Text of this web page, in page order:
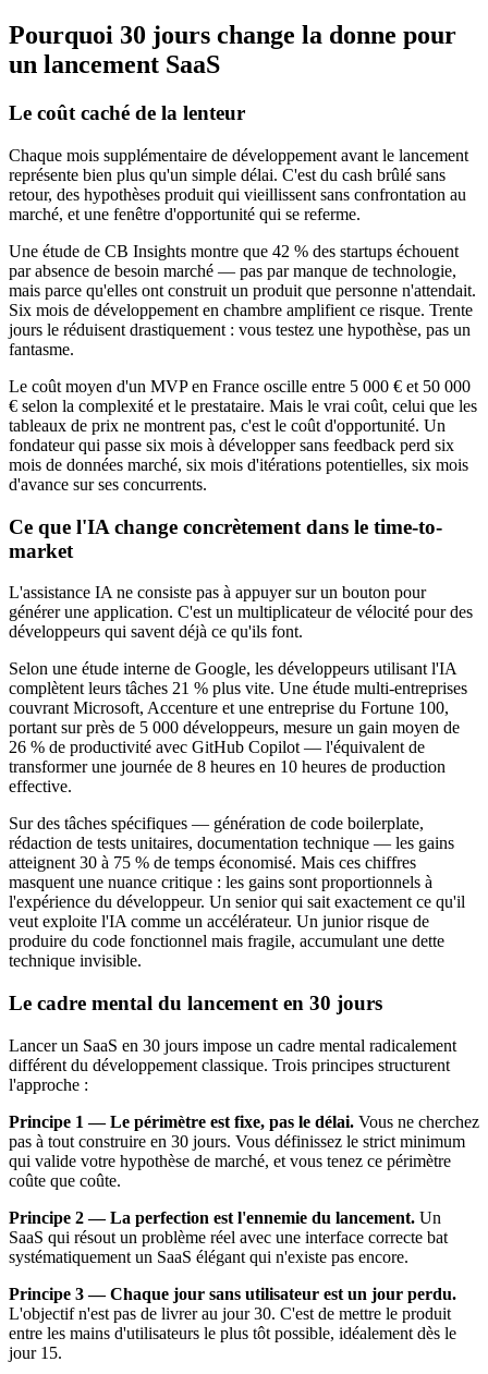
Pourquoi 30 jours change la donne pour
un lancement SaaS
Le coût caché de la lenteur
Chaque mois supplémentaire de développement avant le lancement
représente bien plus qu'un simple délai. C'est du cash brûlé sans
retour, des hypothèses produit qui vieillissent sans confrontation au
marché, et une fenêtre d'opportunité qui se referme.
Une étude de CB Insights montre que 42 % des startups échouent
par absence de besoin marché — pas par manque de technologie,
mais parce qu'elles ont construit un produit que personne n'attendait.
Six mois de développement en chambre amplifient ce risque. Trente
jours le réduisent drastiquement : vous testez une hypothèse, pas un
fantasme.
Le coût moyen d'un MVP en France oscille entre 5 000 € et 50 000
€ selon la complexité et le prestataire. Mais le vrai coût, celui que les
tableaux de prix ne montrent pas, c'est le coût d'opportunité. Un
fondateur qui passe six mois à développer sans feedback perd six
mois de données marché, six mois d'itérations potentielles, six mois
d'avance sur ses concurrents.
Ce que l'IA change concrètement dans le time-to-
market
L'assistance IA ne consiste pas à appuyer sur un bouton pour
générer une application. C'est un multiplicateur de vélocité pour des
développeurs qui savent déjà ce qu'ils font.
Selon une étude interne de Google, les développeurs utilisant l'IA
complètent leurs tâches 21 % plus vite. Une étude multi-entreprises
couvrant Microsoft, Accenture et une entreprise du Fortune 100,
portant sur près de 5 000 développeurs, mesure un gain moyen de
26 % de productivité avec GitHub Copilot — l'équivalent de
transformer une journée de 8 heures en 10 heures de production
effective.
Sur des tâches spécifiques — génération de code boilerplate,
rédaction de tests unitaires, documentation technique — les gains
atteignent 30 à 75 % de temps économisé. Mais ces chiffres
masquent une nuance critique : les gains sont proportionnels à
l'expérience du développeur. Un senior qui sait exactement ce qu'il
veut exploite l'IA comme un accélérateur. Un junior risque de
produire du code fonctionnel mais fragile, accumulant une dette
technique invisible.
Le cadre mental du lancement en 30 jours
Lancer un SaaS en 30 jours impose un cadre mental radicalement
différent du développement classique. Trois principes structurent
l'approche :
Principe 1 — Le périmètre est fixe, pas le délai. Vous ne cherchez
pas à tout construire en 30 jours. Vous définissez le strict minimum
qui valide votre hypothèse de marché, et vous tenez ce périmètre
coûte que coûte.
Principe 2 — La perfection est l'ennemie du lancement. Un
SaaS qui résout un problème réel avec une interface correcte bat
systématiquement un SaaS élégant qui n'existe pas encore.
Principe 3 — Chaque jour sans utilisateur est un jour perdu.
L'objectif n'est pas de livrer au jour 30. C'est de mettre le produit
entre les mains d'utilisateurs le plus tôt possible, idéalement dès le
jour 15.